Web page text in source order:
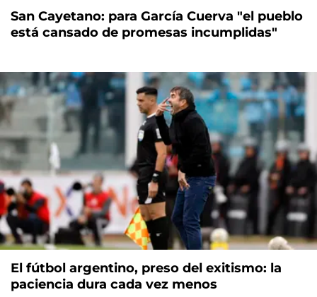
San Cayetano: para García Cuerva "el pueblo
está cansado de promesas incumplidas"
El fútbol argentino, preso del exitismo: la
paciencia dura cada vez menos